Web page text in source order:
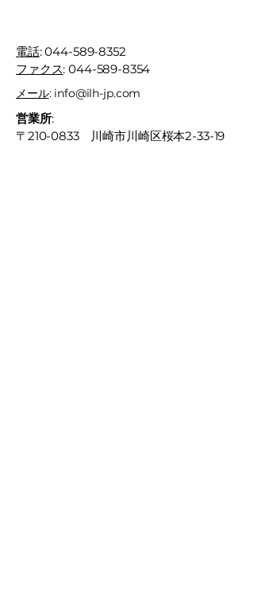
電話:044-589-8352
ファクス:044-589-8354
メール: info@ilh-jp.com
営業所:
〒210-0833 川崎市川崎区桜本2-33-19